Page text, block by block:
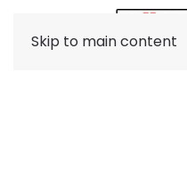
Skip to main content